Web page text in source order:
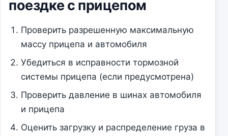
поездке с прицепом
Проверить разрешенную максимальную
массу прицепа и автомобиля
Убедиться в исправности тормозной
системы прицепа (если предусмотрена)
Проверить давление в шинах автомобиля
и прицепа
Оценить загрузку и распределение груза в